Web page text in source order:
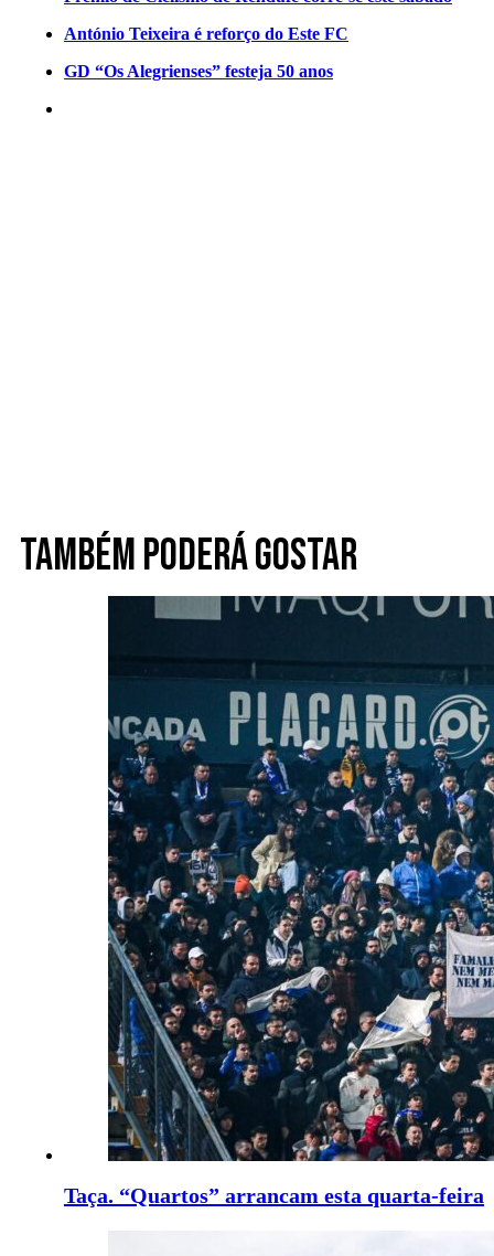
António Teixeira é reforço do Este FC
GD “Os Alegrienses” festeja 50 anos
Também poderá gostar
Taça. “Quartos” arrancam esta quarta-feira